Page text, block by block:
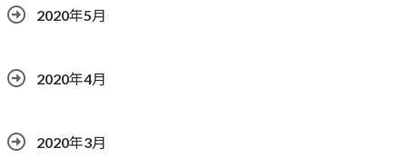
2020年5月
2020年4月
2020年3月